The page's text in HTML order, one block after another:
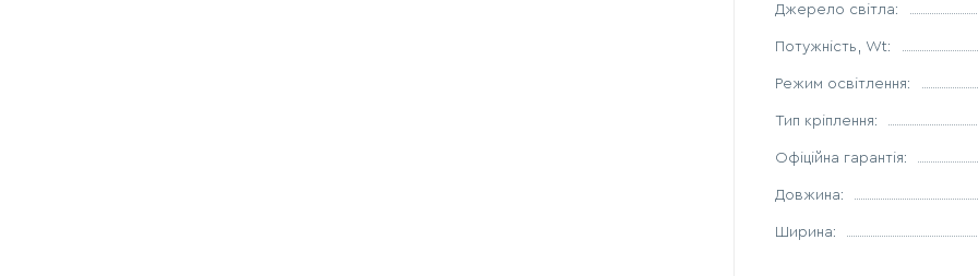
або сучасна класика.
Адаптивність світла:
збереження її вигляду з
коридорах та холах, де
Джерело світла:
Потужність, Wt:
Режим освітлення:
Тип кріплення:
Офіційна гарантія:
Довжина:
Ширина: